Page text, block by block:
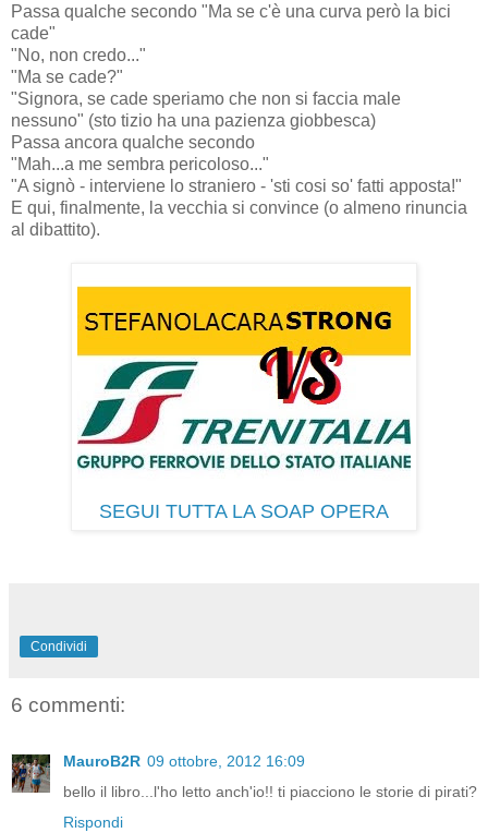
Passa qualche secondo "Ma se c'è una curva però la bici
cade"
"No, non credo..."
"Ma se cade?"
"Signora, se cade speriamo che non si faccia male
nessuno" (sto tizio ha una pazienza giobbesca)
Passa ancora qualche secondo
"Mah...a me sembra pericoloso..."
"A signò - interviene lo straniero - 'sti cosi so' fatti apposta!"
E qui, finalmente, la vecchia si convince (o almeno rinuncia
al dibattito).
SEGUI TUTTA LA SOAP OPERA
Condividi
6 commenti:
MauroB2R 09 ottobre, 2012 16:09
bello il libro...l'ho letto anch'io!! ti piacciono le storie di pirati?
Rispondi